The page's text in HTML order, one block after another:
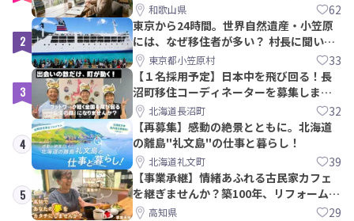
和歌山県 62
2
東京から24時間。世界自然遺産・小笠原
には、なぜ移住者が多い？ 村長に聞いて
みた東京都小笠原村 33
3
【１名採用予定】日本中を飛び回る！長
沼町移住コーディネーターを募集しま
す！北海道長沼町 32
4
【再募集】感動の絶景とともに。北海道
の離島"礼文島"の仕事と暮らし！
北海道礼文町 39
5
【事業承継】情緒あふれる古民家カフェ
を継ぎませんか？築100年、リフォームか
ら約10年！
高知県 29